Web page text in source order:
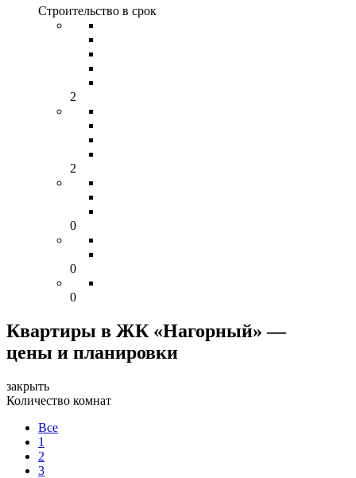
Строительство в срок
2
2
0
0
0
Квартиры в ЖК «Нагорный» —
цены и планировки
закрыть
Количество комнат
Все
1
2
3